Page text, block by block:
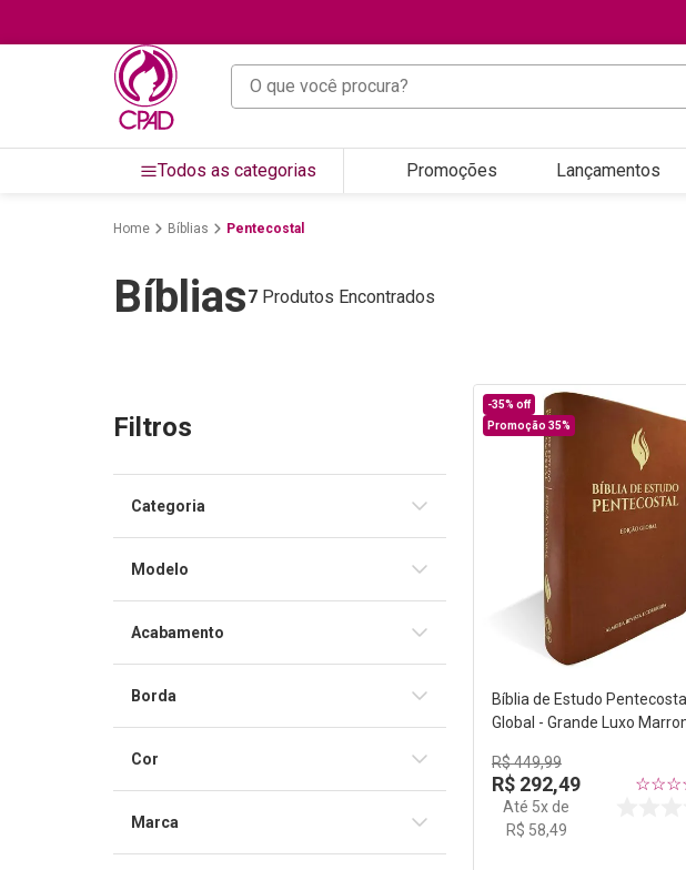
O que você procura?
Todos as categorias Promoções Lançamentos
Bíblias Pentecostal
Bíblias7 Produtos Encontrados
Filtros
Categoria
Modelo
Acabamento
Couro Simulado
Borda
Cor
Vinho
Marca
-35% off
Promoção 35%
Bíblia de Estudo
Global - Grande Luxo
R$449,99
R$ 292,49
Até 5x de
R$ 58,49
☆☆☆